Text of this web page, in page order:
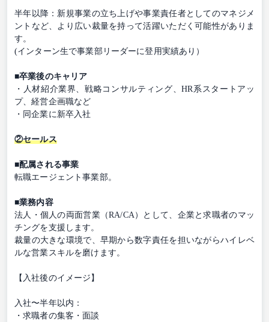
半年以降：新規事業の立ち上げや事業責任者としてのマネジメ
ントなど、より広い裁量を持って活躍いただく可能性がありま
す。
(インターン生で事業部リーダーに登用実績あり）
■卒業後のキャリア
・人材紹介業界、戦略コンサルティング、HR系スタートアッ
プ、経営企画職など
・同企業に新卒入社
②セールス
■配属される事業
転職エージェント事業部。
■業務内容
法人・個人の両面営業（RA/CA）として、企業と求職者のマッ
チングを支援します。
裁量の大きな環境で、早期から数字責任を担いながらハイレベ
ルな営業スキルを磨けます。
【入社後のイメージ】
入社〜半年以内：
・求職者の集客・面談